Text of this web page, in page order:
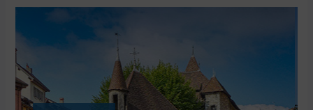
AVIGNON